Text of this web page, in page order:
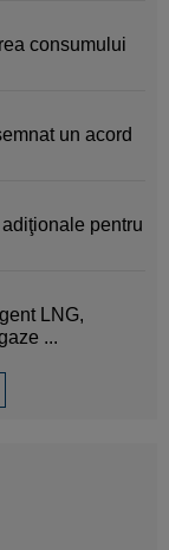
consumului
un acord
pentru
LNG,
...